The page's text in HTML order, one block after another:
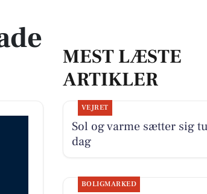
MEST LÆSTE
ARTIKLER
VEJRET
Sol og varme sætter sig
dag
BOLIGMARKED